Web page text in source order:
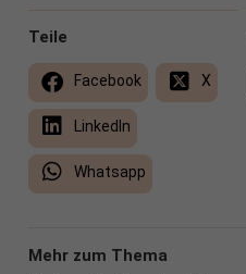
Teile
Facebook X
LinkedIn
Whatsapp
Mehr zum Thema